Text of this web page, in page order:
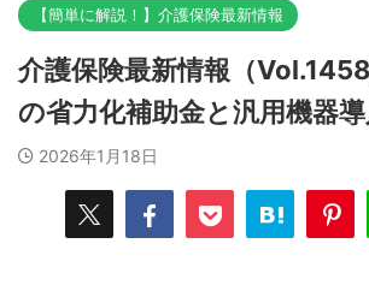
【簡単に解説！】介護保険最新情報
介護保険最新情報（
の省力化補助金と汎用機器導
2026年1月18日